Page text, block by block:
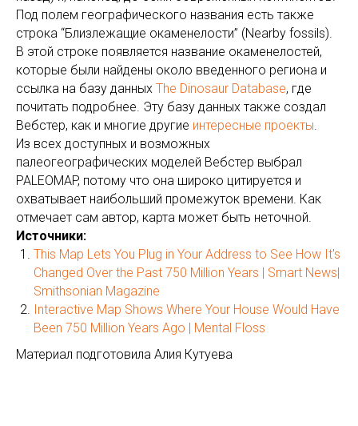
Под полем географического названия есть также
строка “Близлежащие окаменелости” (Nearby fossils).
В этой строке появляется название окаменелостей,
которые были найдены около введенного региона и
ссылка на базу данных The Dinosaur Database, где
почитать подробнее. Эту базу данных также создал
Вебстер, как и многие другие интересные проекты.
Из всех доступных и возможных
палеогеографических моделей Вебстер выбрал
PALEOMAP, потому что она широко цитируется и
охватывает наибольший промежуток времени. Как
отмечает сам автор, карта может быть неточной.
Источники:
This Map Lets You Plug in Your Address to See How It's
Changed Over the Past 750 Million Years | Smart News|
Smithsonian Magazine
Interactive Map Shows Where Your House Would Have
Been 750 Million Years Ago | Mental Floss
Материал подготовила Алия Кутуева